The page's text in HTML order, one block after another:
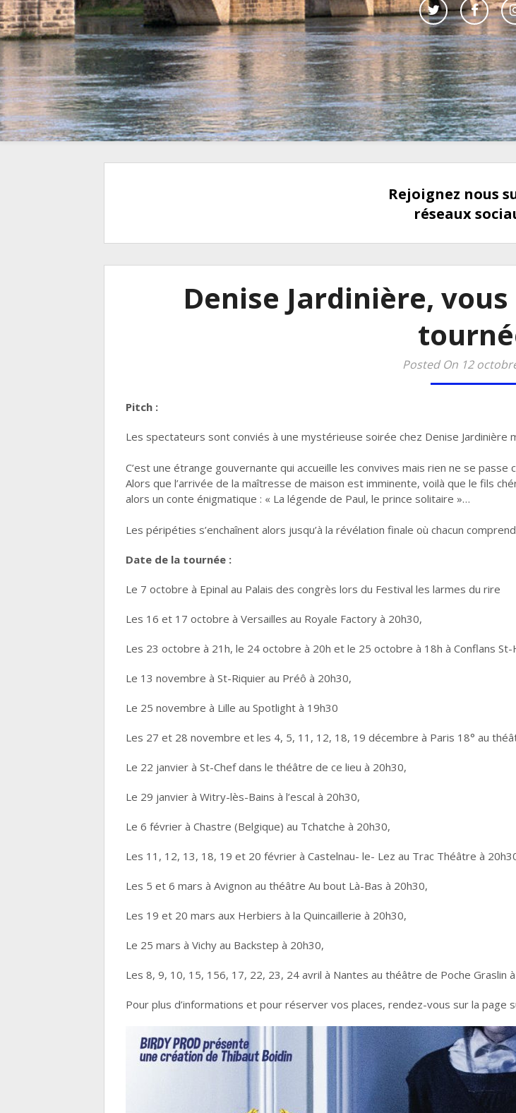
Rejoignez nous
réseaux
Denise Jardinière,
Posted On 12
Pitch :
Les spectateurs sont conviés à une mystérieuse soirée chez Denise Jardinière
C’est une étrange gouvernante qui accueille les convives mais rien ne se passe
Alors que l’arrivée de la maîtresse de maison est imminente, voilà que le fils
alors un conte énigmatique : « La légende de Paul, le prince solitaire »…
Les péripéties s’enchaînent alors jusqu’à la révélation finale où chacun
Date de la tournée :
Le 7 octobre à Epinal au Palais des congrès lors du Festival les larmes du rire
Les 16 et 17 octobre à Versailles au Royale Factory à 20h30,
Les 23 octobre à 21h, le 24 octobre à 20h et le 25 octobre à 18h à Conflans
Le 13 novembre à St-Riquier au Préô à 20h30,
Le 25 novembre à Lille au Spotlight à 19h30
Les 27 et 28 novembre et les 4, 5, 11, 12, 18, 19 décembre à Paris 18° au
Le 22 janvier à St-Chef dans le théâtre de ce lieu à 20h30,
Le 29 janvier à Witry-lès-Bains à l’escal à 20h30,
Le 6 février à Chastre (Belgique) au Tchatche à 20h30,
Les 11, 12, 13, 18, 19 et 20 février à Castelnau- le- Lez au Trac Théâtre à
Les 5 et 6 mars à Avignon au théâtre Au bout Là-Bas à 20h30,
Les 19 et 20 mars aux Herbiers à la Quincaillerie à 20h30,
Le 25 mars à Vichy au Backstep à 20h30,
Les 8, 9, 10, 15, 156, 17, 22, 23, 24 avril à Nantes au théâtre de Poche Graslin
Pour plus d’informations et pour réserver vos places, rendez-vous sur la page